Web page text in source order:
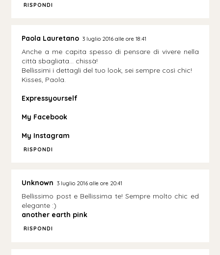
RISPONDI
Paola Lauretano 3 luglio 2016 alle ore 18:41
Anche a me capita spesso di pensare di vivere nella
città sbagliata... chissà!
Bellissimi i dettagli del tuo look, sei sempre così chic!
Kisses, Paola.
Expressyourself
My Facebook
My Instagram
RISPONDI
Unknown 3 luglio 2016 alle ore 20:41
Bellissimo post e Bellissima te! Sempre molto chic ed
elegante :)
another earth pink
RISPONDI